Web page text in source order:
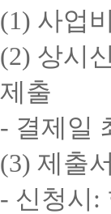
(1) 사업
(2) 상시
제출
- 결제일
(3) 제출
- 신청시 :